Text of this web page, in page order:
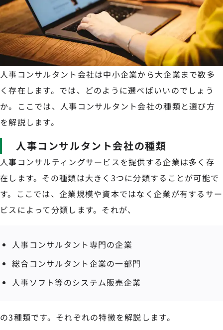
人事コンサルタント会社は中小企業から大企業まで数多
く存在します。では、どのように選べばいいのでしょう
か。ここでは、人事コンサルタント会社の種類と選び方
を解説します。
人事コンサルタント会社の種類
人事コンサルティングサービスを提供する企業は多く存
在します。その種類は大きく3つに分類することが可能で
す。ここでは、企業規模や資本ではなく企業が有するサー
ビスによって分類します。それが、
人事コンサルタント専門の企業
総合コンサルタント企業の一部門
人事ソフト等のシステム販売企業
の3種類です。それぞれの特徴を解説します。